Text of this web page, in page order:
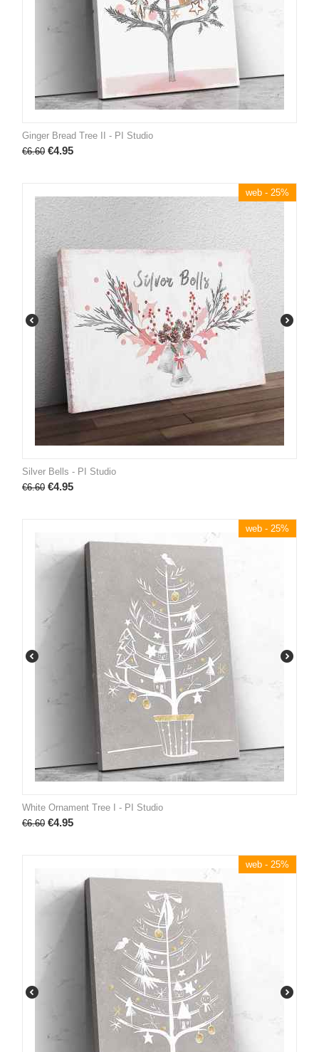
Ginger Bread Tree II - PI Studio
€6.60 €4.95
web - 25%
Silver Bells - PI Studio
€6.60 €4.95
web - 25%
White Ornament Tree I - PI Studio
€6.60 €4.95
web - 25%